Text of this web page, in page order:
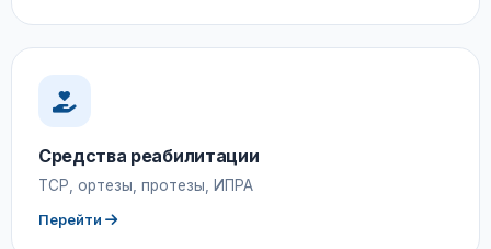
Средства реабилитации
ТСР, ортезы, протезы, ИПРА
Перейти